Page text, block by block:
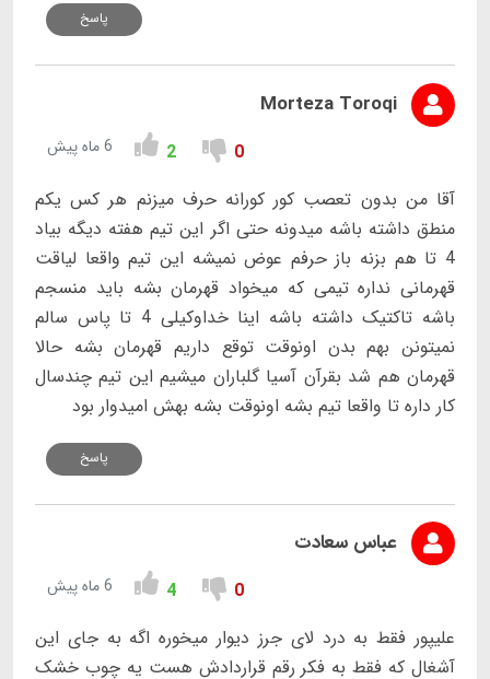
پاسخ
Morteza Toroqi
0
2 6 ماه پیش
آقا من بدون تعصب کور کورانه حرف میزنم هر کس یکم
منطق داشته باشه میدونه حتی اگر این تیم هفته دیگه بیاد
4 تا هم بزنه باز حرفم عوض نمیشه این تیم واقعا لیاقت
قهرمانی نداره تیمی که میخواد قهرمان بشه باید منسجم
باشه تاکتیک داشته باشه اینا خداوکیلی 4 تا پاس سالم
نمیتونن بهم بدن اونوقت توقع داریم قهرمان بشه حالا
قهرمان هم شد بقرآن آسیا گلباران میشیم این تیم چندسال
کار داره تا واقعا تیم بشه اونوقت بشه بهش امیدوار بود
پاسخ
عباس سعادت
0
4 6 ماه پیش
علیپور فقط به درد لای جرز دیوار میخوره اگه به جای این
آشغال که فقط به فکر رقم قراردادش هست یه چوب خشک